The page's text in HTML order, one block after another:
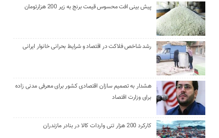
پیش بینی افت محسوس قیمت برنج به زیر 200 هزارتومان
رشد شاخص فلاکت در اقتصاد و شرایط بحرانی خانوار ایرانی
هشدار به تصمیم سازان اقتصادی کشور برای معرفی مدنی زاده
برای وزارت اقتصاد
کارکرد 200 هزار تنی واردات کالا در بنادر مازندران